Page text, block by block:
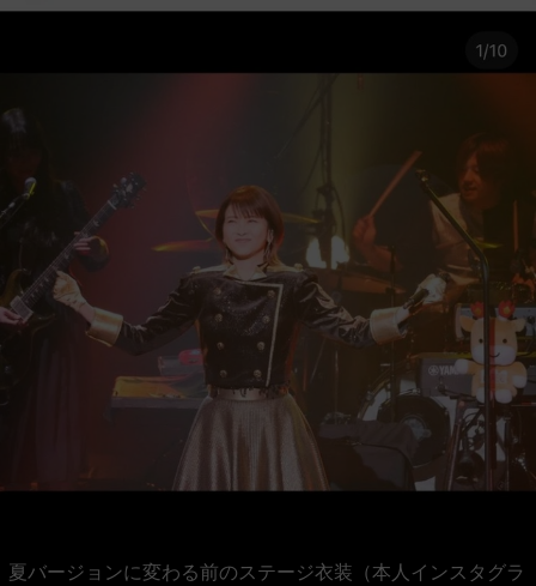
夏バージョンに変わる前のステージ衣装（本人インスタグラ